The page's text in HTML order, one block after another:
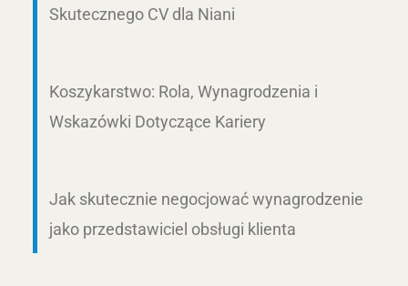
Skutecznego CV dla Niani
Koszykarstwo: Rola, Wynagrodzenia i
Wskazówki Dotyczące Kariery
Jak skutecznie negocjować wynagrodzenie
jako przedstawiciel obsługi klienta